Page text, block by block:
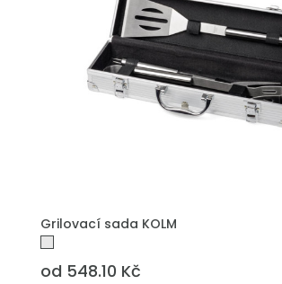
Grilovací sada KOLM
od 548.10 Kč